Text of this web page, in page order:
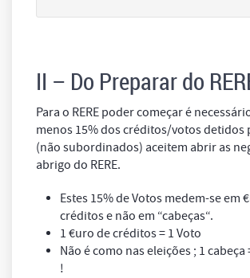
II – Do Preparar do
Para o RERE poder começar é
menos 15% dos créditos/votos detidos
(não subordinados) aceitem abrir as
abrigo do RERE.
Estes 15% de Votos medem-se em
créditos e não em “cabeças“.
1 €uro de créditos = 1 Voto
Não é como nas eleições ; 1
!